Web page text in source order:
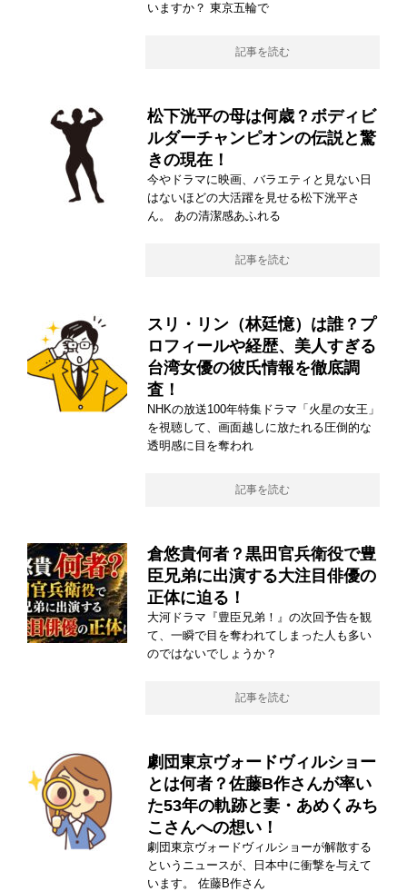
いますか？ 東京五輪で
記事を読む
松下洸平の母は何歳？ボディビ
ルダーチャンピオンの伝説と驚
きの現在！
今やドラマに映画、バラエティと見ない日
はないほどの大活躍を見せる松下洸平さ
ん。 あの清潔感あふれる
記事を読む
スリ・リン（林廷憶）は誰？プ
ロフィールや経歴、美人すぎる
台湾女優の彼氏情報を徹底調
査！
NHKの放送100年特集ドラマ「火星の女王」
を視聴して、画面越しに放たれる圧倒的な
透明感に目を奪われ
記事を読む
倉悠貴何者？黒田官兵衛役で豊
臣兄弟に出演する大注目俳優の
正体に迫る！
大河ドラマ『豊臣兄弟！』の次回予告を観
て、一瞬で目を奪われてしまった人も多い
のではないでしょうか？
記事を読む
劇団東京ヴォードヴィルショー
とは何者？佐藤B作さんが率い
た53年の軌跡と妻・あめくみち
こさんへの想い！
劇団東京ヴォードヴィルショーが解散する
というニュースが、日本中に衝撃を与えて
います。 佐藤B作さん